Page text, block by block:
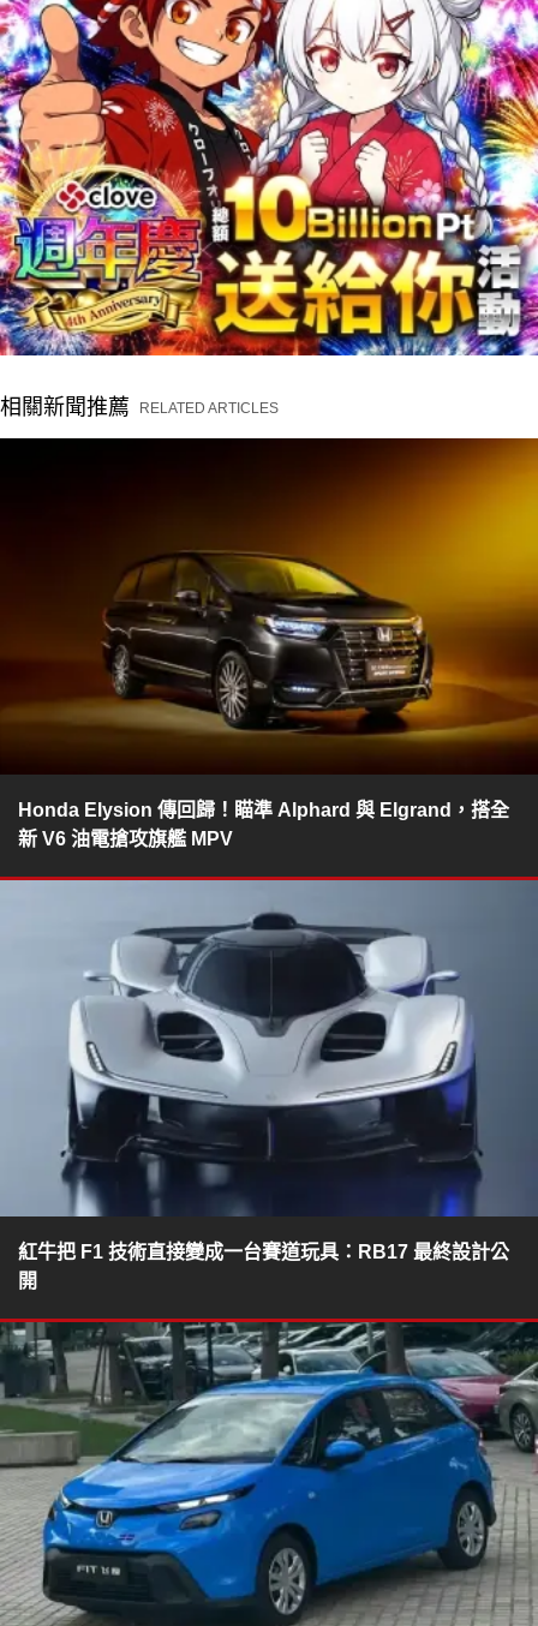
相關新聞推薦 RELATED ARTICLES
Honda Elysion 傳回歸！瞄準 Alphard 與 Elgrand，搭全
新 V6 油電搶攻旗艦 MPV
紅牛把 F1 技術直接變成一台賽道玩具：RB17 最終設計公
開